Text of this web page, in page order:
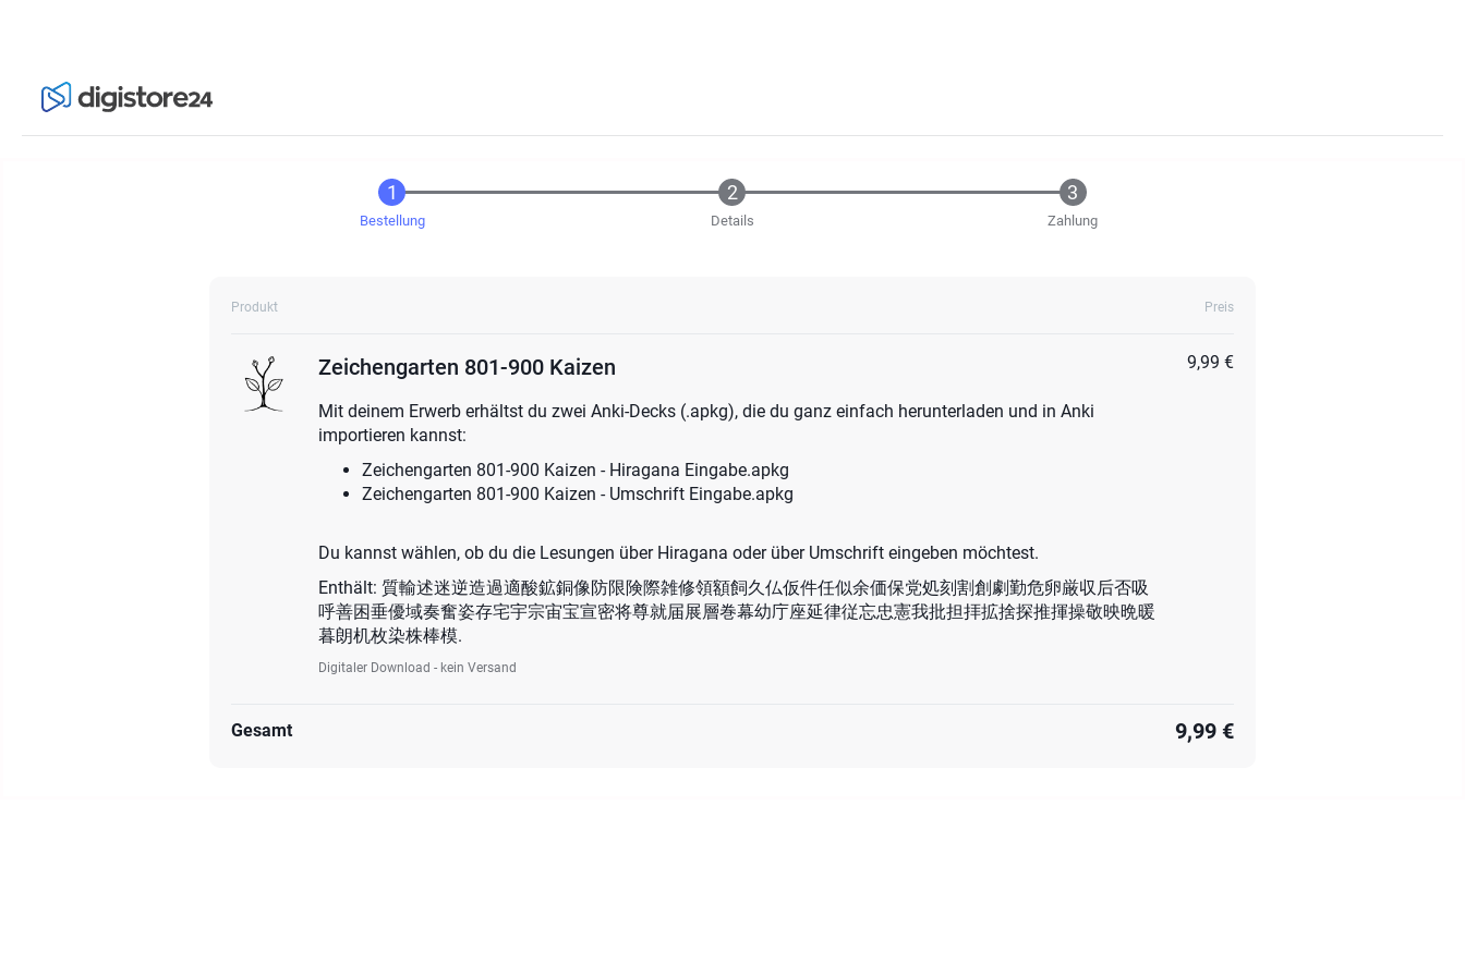
Bestellung Details Zahlung
Produkt Preis
Zeichengarten 801-900 Kaizen
Mit deinem Erwerb erhältst du zwei Anki-Decks (.apkg), die du ganz einfach herunterladen und in Anki
importieren kannst:
Zeichengarten 801-900 Kaizen - Hiragana Eingabe.apkg
Zeichengarten 801-900 Kaizen - Umschrift Eingabe.apkg
Du kannst wählen, ob du die Lesungen über Hiragana oder über Umschrift eingeben möchtest.
Enthält: 質輸述迷逆造過適酸鉱銅像防限険際雑修領額飼久仏仮件任似余価保党処刻割創劇勤危卵厳収后否吸
呼善困垂優域奏奮姿存宅宇宗宙宝宣密将尊就届展層巻幕幼庁座延律従忘忠憲我批担拝拡捨探推揮操敬映晩暖
暮朗机枚染株棒模.
Digitaler Download - kein Versand
9,99 €
Gesamt 9,99 €